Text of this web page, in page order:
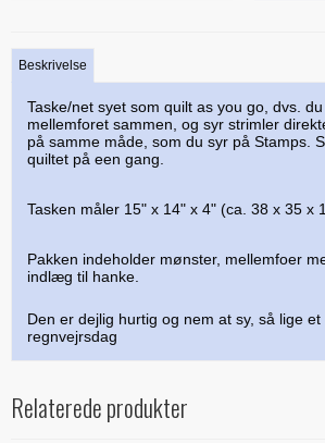
Marti Michell skabeloner
Phillips Fiber Art
Studio 180 Design
Mesh og fold-over elastik
Indlægsstoffer og mellemfoer til tasker
Øvrigt tilbehør til tasker
Beskrivelse
Taske/net syet som quilt as you go, dvs.
mellemforet sammen, og syr strimler
på samme måde, som du syr på Stamps.
quiltet på een gang.
Tasken måler 15" x 14" x 4" (ca. 38 x 35 x
Pakken indeholder mønster, mellemfoer
indlæg til hanke.
Den er dejlig hurtig og nem at sy, så lige
regnvejrsdag
Relaterede produkter